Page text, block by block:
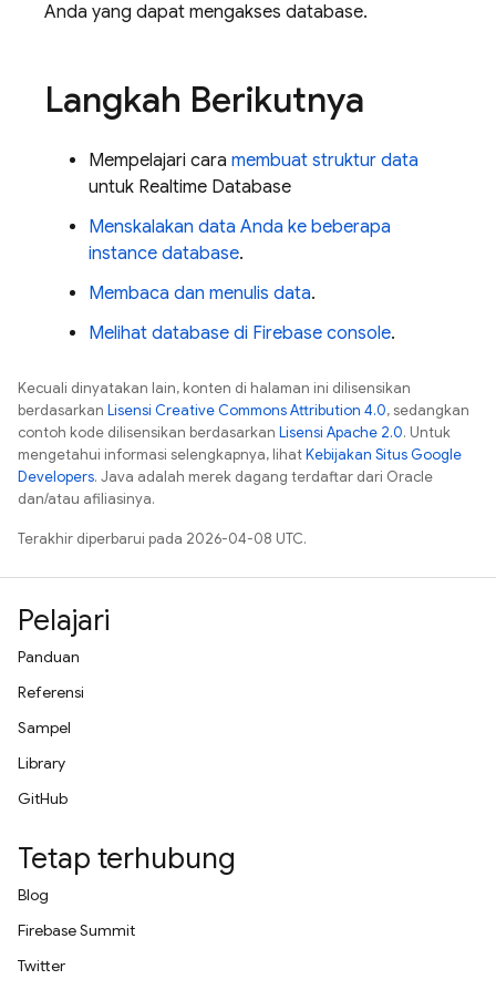
Anda yang dapat mengakses database.
Langkah Berikutnya
Mempelajari cara membuat struktur data
untuk Realtime Database
Menskalakan data Anda ke beberapa
instance database.
Membaca dan menulis data.
Melihat database di Firebase console.
Kecuali dinyatakan lain, konten di halaman ini dilisensikan
berdasarkan Lisensi Creative Commons Attribution 4.0, sedangkan
contoh kode dilisensikan berdasarkan Lisensi Apache 2.0. Untuk
mengetahui informasi selengkapnya, lihatKebijakan Situs Google
Developers. Java adalah merek dagang terdaftar dari Oracle
dan/atau afiliasinya.
Terakhir diperbarui pada 2026-04-08 UTC.
Pelajari
Panduan
Referensi
Sampel
Library
GitHub
Tetap terhubung
Blog
Firebase Summit
Twitter